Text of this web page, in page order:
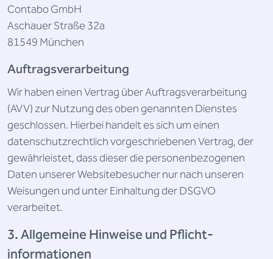
Contabo GmbH
Aschauer Straße 32a
81549 München
Auftragsverarbeitung
Wir haben einen Vertrag über Auftragsverarbeitung
(AVV) zur Nutzung des oben genannten Dienstes
geschlossen. Hierbei handelt es sich um einen
datenschutzrechtlich vorgeschriebenen Vertrag, der
gewährleistet, dass dieser die personenbezogenen
Daten unserer Websitebesucher nur nach unseren
Weisungen und unter Einhaltung der DSGVO
verarbeitet.
3. Allgemeine Hinweise und Pflicht­
informationen